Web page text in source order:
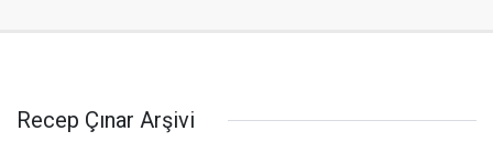
Recep Çınar Arşivi